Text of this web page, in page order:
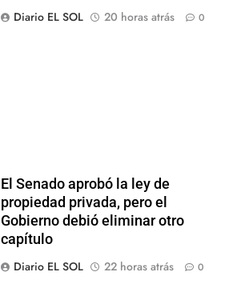
Diario EL SOL
20 horas atrás 0
El Senado aprobó la ley de
propiedad privada, pero el
Gobierno debió eliminar otro
capítulo
Diario EL SOL
22 horas atrás 0